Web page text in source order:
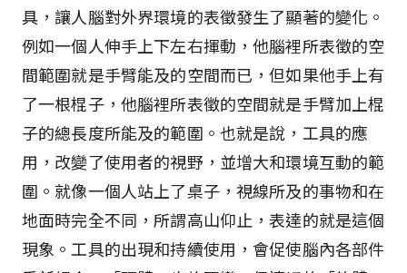
具，讓人腦對外界環境的表徵發生了顯著的變化。
例如一個人伸手上下左右揮動，他腦裡所表徵的空
間範圍就是手臂能及的空間而已，但如果他手上有
了一根棍子，他腦裡所表徵的空間就是手臂加上棍
子的總長度所能及的範圍。也就是說，工具的應
用，改變了使用者的視野，並增大和環境互動的範
圍。就像一個人站上了桌子，視線所及的事物和在
地面時完全不同，所謂高山仰止，表達的就是這個
現象。工具的出現和持續使用，會促使腦內各部件